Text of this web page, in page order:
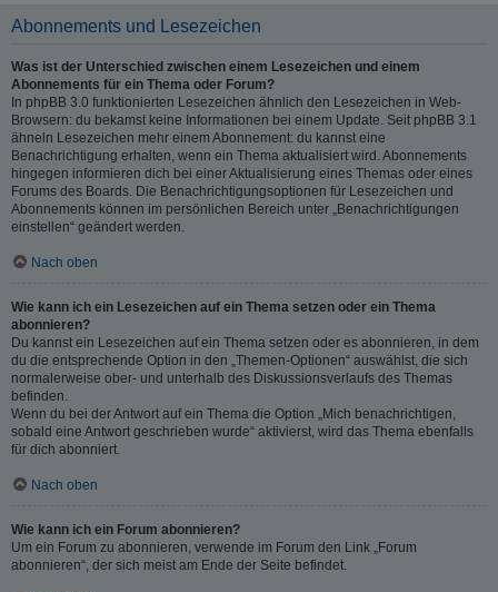
Abonnements und Lesezeichen
Was ist der Unterschied zwischen einem Lesezeichen und einem
Abonnements für ein Thema oder Forum?
In phpBB 3.0 funktionierten Lesezeichen ähnlich den Lesezeichen in Web-
Browsern: du bekamst keine Informationen bei einem Update. Seit phpBB 3.1
ähneln Lesezeichen mehr einem Abonnement: du kannst eine
Benachrichtigung erhalten, wenn ein Thema aktualisiert wird. Abonnements
hingegen informieren dich bei einer Aktualisierung eines Themas oder eines
Forums des Boards. Die Benachrichtigungsoptionen für Lesezeichen und
Abonnements können im persönlichen Bereich unter „Benachrichtigungen
einstellen“ geändert werden.
Nach oben
Wie kann ich ein Lesezeichen auf ein Thema setzen oder ein Thema
abonnieren?
Du kannst ein Lesezeichen auf ein Thema setzen oder es abonnieren, in dem
du die entsprechende Option in den „Themen-Optionen“ auswählst, die sich
normalerweise ober- und unterhalb des Diskussionsverlaufs des Themas
befinden.
Wenn du bei der Antwort auf ein Thema die Option „Mich benachrichtigen,
sobald eine Antwort geschrieben wurde“ aktivierst, wird das Thema ebenfalls
für dich abonniert.
Nach oben
Wie kann ich ein Forum abonnieren?
Um ein Forum zu abonnieren, verwende im Forum den Link „Forum
abonnieren“, der sich meist am Ende der Seite befindet.